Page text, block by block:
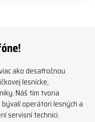
ako desaťročnou
lesnícke,
Náš tím tvoria
operátori lesných a
servisní technici.